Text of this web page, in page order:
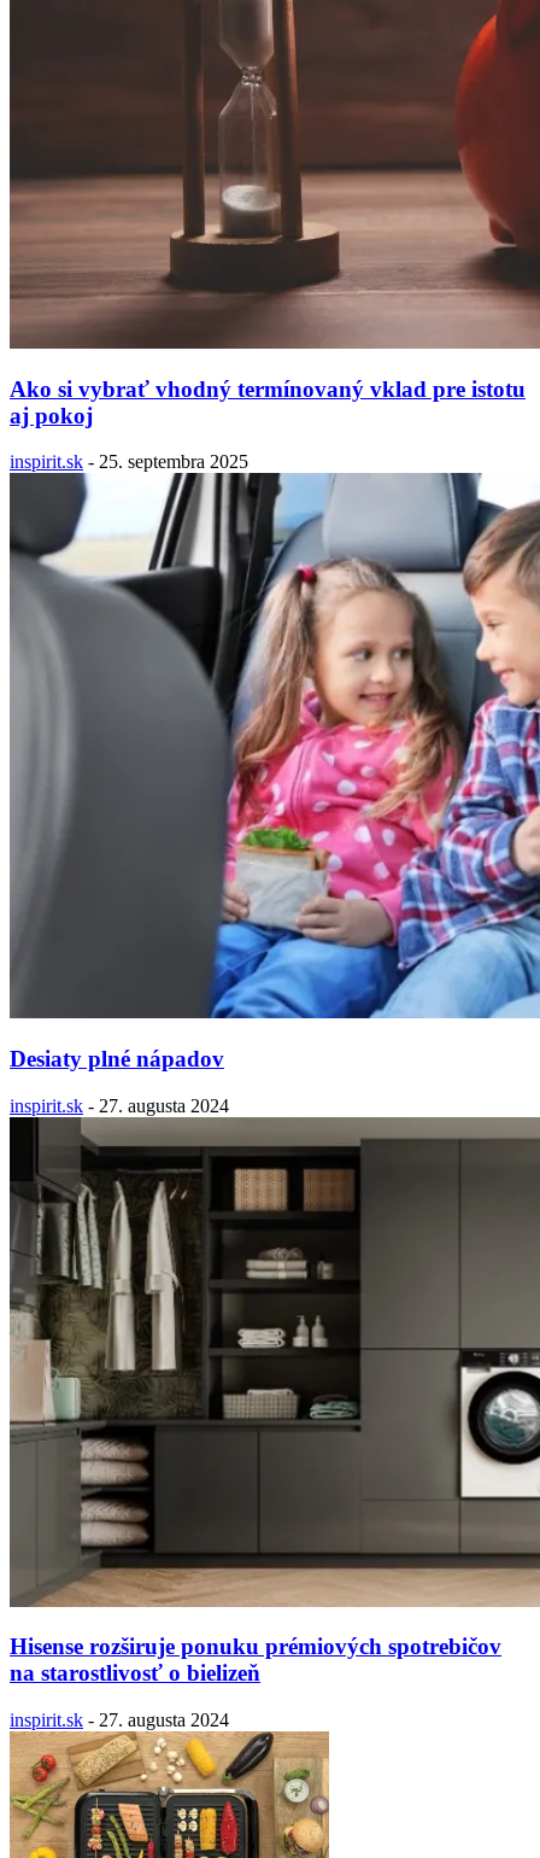
Ako si vybrať vhodný termínovaný vklad pre istotu
aj pokoj
inspirit.sk - 25. septembra 2025
Desiaty plné nápadov
inspirit.sk - 27. augusta 2024
Hisense rozširuje ponuku prémiových spotrebičov
na starostlivosť o bielizeň
inspirit.sk - 27. augusta 2024